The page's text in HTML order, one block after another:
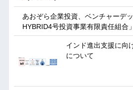
あおぞら企業投資、ベンチャーデ
HYBRID4号投資事業有限責任組合
インド進出支援に向
について